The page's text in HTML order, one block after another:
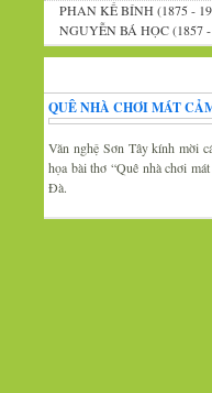
PHAN KẾ BÍNH (1875 -
NGUYỄN BÁ HỌC (1857
QUÊ NHÀ CHƠI MÁT
Văn nghệ Sơn Tây kính mời
họa bài thơ “Quê nhà chơi
Đà.